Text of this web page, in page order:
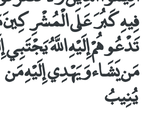
فِيهِ كَبُرَ عَلَى الْمُشْرِكِينَ
تَدْعُوهُمْ إِلَيْهِ اللَّهُ يَجْتَبِي
مَن يَشَاء وَيَهْدِي إِلَيْهِ مَن
يُنِيبُ